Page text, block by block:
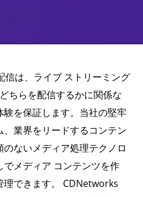
は、ライブ ストリーミング
ちらを配信するかに関係な
験を保証します。当社の堅牢
業界をリードするコンテン
ないメディア処理テクノロ
メディア コンテンツを作
理できます。 CDNetworks